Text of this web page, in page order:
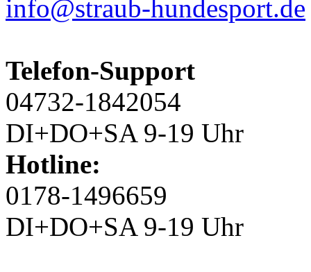
info@straub-hundesport.de
Telefon-Support
04732-1842054
DI+DO+SA 9-19 Uhr
Hotline:
0178-1496659
DI+DO+SA 9-19 Uhr